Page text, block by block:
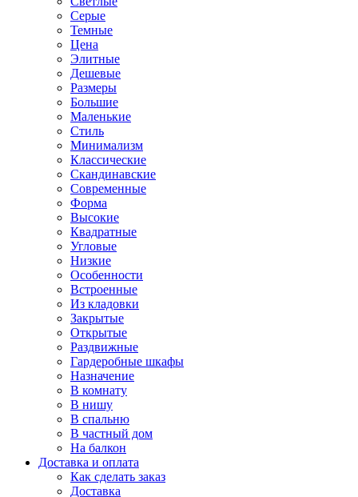
Серые
Темные
Цена
Элитные
Дешевые
Размеры
Большие
Маленькие
Стиль
Минимализм
Классические
Скандинавские
Современные
Форма
Высокие
Квадратные
Угловые
Низкие
Особенности
Встроенные
Из кладовки
Закрытые
Открытые
Раздвижные
Гардеробные шкафы
Назначение
В комнату
В нишу
В спальню
В частный дом
На балкон
Доставка и оплата
Как сделать заказ
Доставка